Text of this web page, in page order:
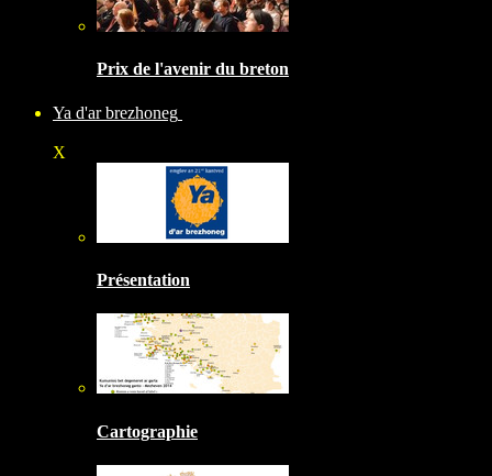
Prix de l'avenir du breton
Ya d'ar brezhoneg
X
Présentation
Cartographie